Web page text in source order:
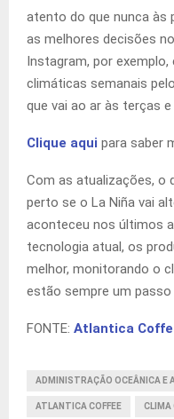
atento do que nunca às
as melhores decisões
Instagram, por
climáticas semanais
que vai ao ar às terças
Clique aqui para saber
Com as atualizações, o
perto se o La Niña vai
aconteceu nos últimos
tecnologia atual, os
melhor, monitorando o
estão sempre um
FONTE: Atlantica
ADMINISTRAÇÃO OCEÂNICA E
ATLANTICA COFFEE CLIMA